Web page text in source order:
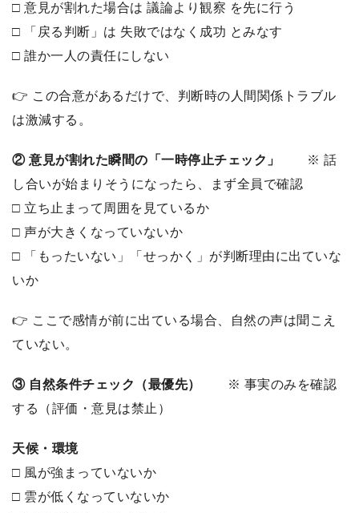
□ 意見が割れた場合は 議論より観察 を先に行う
□ 「戻る判断」は 失敗ではなく成功 とみなす
□ 誰か一人の責任にしない
👉 この合意があるだけで、判断時の人間関係トラブル
は激減する。
② 意見が割れた瞬間の「一時停止チェック」
※ 話
し合いが始まりそうになったら、まず全員で確認
□ 立ち止まって周囲を見ているか
□ 声が大きくなっていないか
□ 「もったいない」「せっかく」が判断理由に出ていな
いか
👉 ここで感情が前に出ている場合、自然の声は聞こえ
ていない。
③ 自然条件チェック（最優先）
※ 事実のみを確認
する（評価・意見は禁止）
天候・環境
□ 風が強まっていないか
□ 雲が低くなっていないか